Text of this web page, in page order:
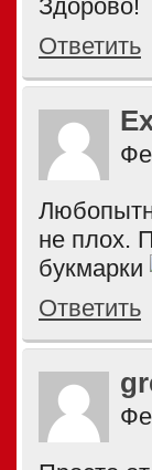
Здорово!
Ответить
не плох.
букмарки
Ответить